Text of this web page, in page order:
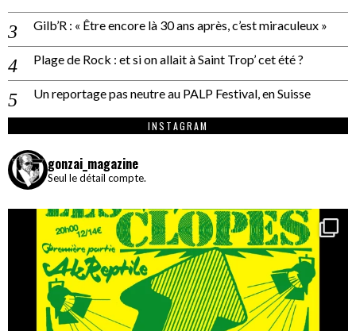
Gilb’R : « Être encore là 30 ans après, c’est miraculeux »
Plage de Rock : et si on allait à Saint Trop’ cet été ?
Un reportage pas neutre au PALP Festival, en Suisse
INSTAGRAM
gonzai_magazine
Seul le détail compte.